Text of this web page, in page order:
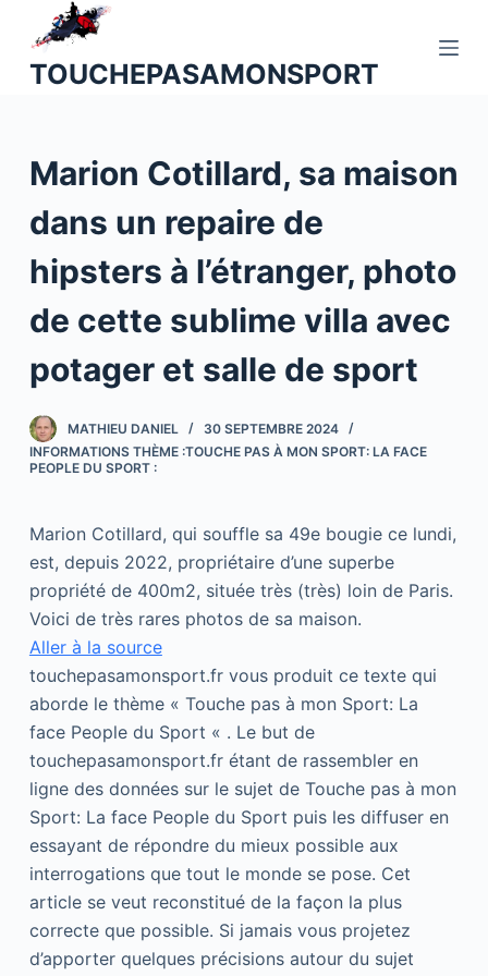
u
o
e
n
u
TOUCHEPASAMONSPORT
Marion Cotillard, sa maison
dans un repaire de
hipsters à l’étranger, photo
de cette sublime villa avec
potager et salle de sport
MATHIEU DANIEL
30 SEPTEMBRE 2024
INFORMATIONS THÈME :TOUCHE PAS À MON SPORT: LA FACE
PEOPLE DU SPORT :
Marion Cotillard, qui souffle sa 49e bougie ce lundi,
est, depuis 2022, propriétaire d’une superbe
propriété de 400m2, située très (très) loin de Paris.
Voici de très rares photos de sa maison.
Aller à la source
touchepasamonsport.fr vous produit ce texte qui
aborde le thème « Touche pas à mon Sport: La
face People du Sport « . Le but de
touchepasamonsport.fr étant de rassembler en
ligne des données sur le sujet de Touche pas à mon
Sport: La face People du Sport puis les diffuser en
essayant de répondre du mieux possible aux
interrogations que tout le monde se pose. Cet
article se veut reconstitué de la façon la plus
correcte que possible. Si jamais vous projetez
d’apporter quelques précisions autour du sujet